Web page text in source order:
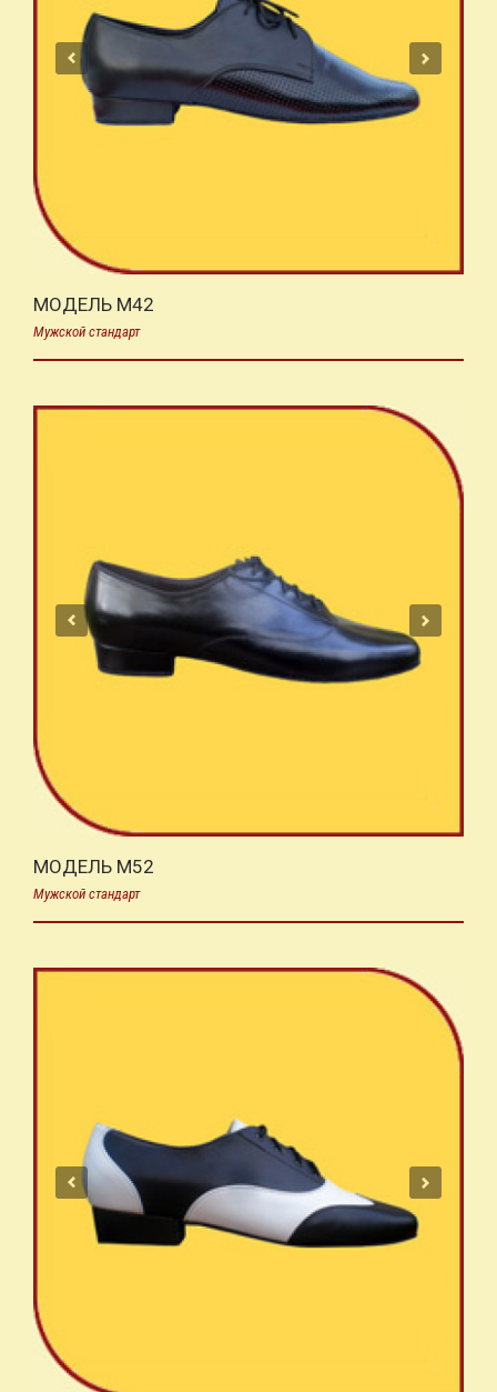
МОДЕЛЬ M42
Мужской стандарт
МОДЕЛЬ M52
Мужской стандарт